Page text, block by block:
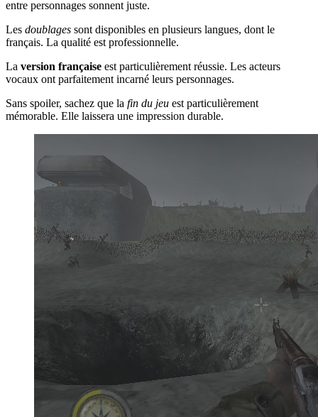
entre personnages sonnent juste.
Les doublages sont disponibles en plusieurs langues, dont le
français. La qualité est professionnelle.
La version française est particulièrement réussie. Les acteurs
vocaux ont parfaitement incarné leurs personnages.
Sans spoiler, sachez que la fin du jeu est particulièrement
mémorable. Elle laissera une impression durable.